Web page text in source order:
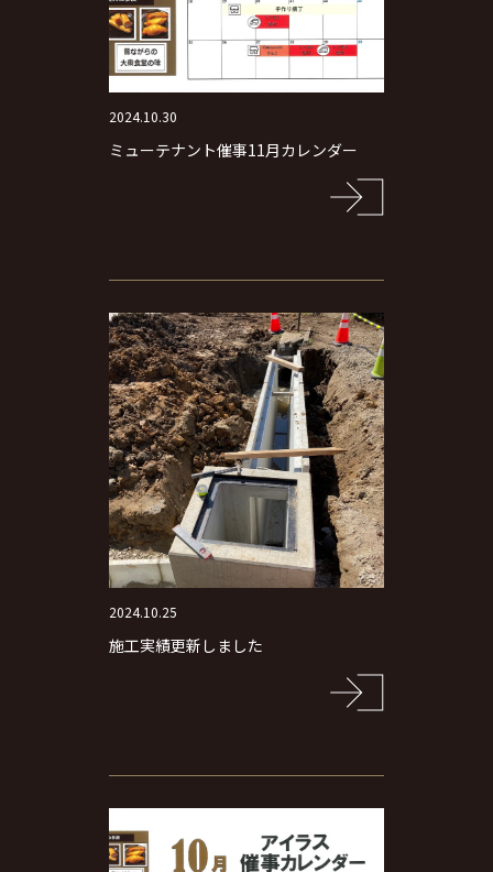
2024.10.30
ミューテナント催事11月カレンダー
2024.10.25
施工実績更新しました